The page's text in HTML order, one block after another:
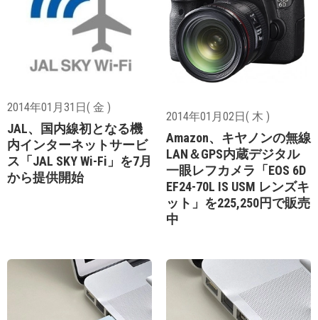
2014年01月31日( 金 )
JAL、国内線初となる機
内インターネットサービ
ス「JAL SKY Wi-Fi」を7月
から提供開始
2014年01月02日( 木 )
Amazon、キヤノンの無線
LAN＆GPS内蔵デジタル
一眼レフカメラ「EOS 6D
EF24-70L IS USM レンズキ
ット」を225,250円で販売
中